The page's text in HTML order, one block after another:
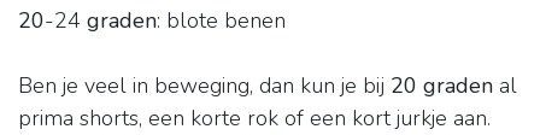
20-24 graden: blote benen
Ben je veel in beweging, dan kun je bij 20 graden al
prima shorts, een korte rok of een kort jurkje aan.